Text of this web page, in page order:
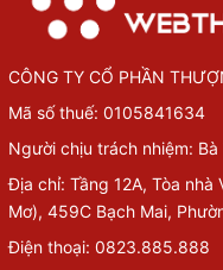
CÔNG TY CỔ PHẦN
Mã số thuế: 0105841634
Người chịu trách nhiệm: Bà
Địa chỉ: Tầng 12A, Tòa nhà
Mơ), 459C Bạch Mai,
Điện thoại: 0823.885.888